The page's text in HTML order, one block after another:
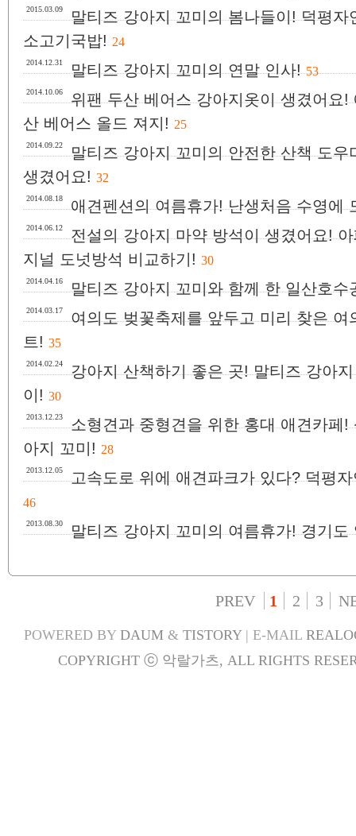
2015.03.09
말티즈 강아지 꼬미의 봄나들이! 덕평
소고기국밥! 24
2014.12.31 말티즈 강아지 꼬미의 연말 인사! 53
2014.10.06
위팬 두산 베어스 강아지옷이 생겼어요
산 베어스 올드 져지! 25
2014.09.22
말티즈 강아지 꼬미의 안전한 산책 도
생겼어요! 32
2014.08.18 애견펜션의 여름휴가! 난생처음 수영에
2014.06.12
전설의 강아지 마약 방석이 생겼어요!
지널 도넛방석 비교하기! 30
2014.04.16 말티즈 강아지 꼬미와 함께 한 일산호수
2014.03.17
여의도 벚꽃축제를 앞두고 미리 찾은
트! 35
2014.02.24
강아지 산책하기 좋은 곳! 말티즈 강아
이! 30
2013.12.23
소형견과 중형견을 위한 홍대 애견카페
아지 꼬미! 28
2013.12.05 고속도로 위에 애견파크가 있다? 덕평
46
2013.08.30 말티즈 강아지 꼬미의 여름휴가! 경기도
PREV 1 2 3
POWERED BY DAUM& TISTORY| E-MAIL
COPYRIGHT ⓒ 악랄가츠, ALL RIGHTS